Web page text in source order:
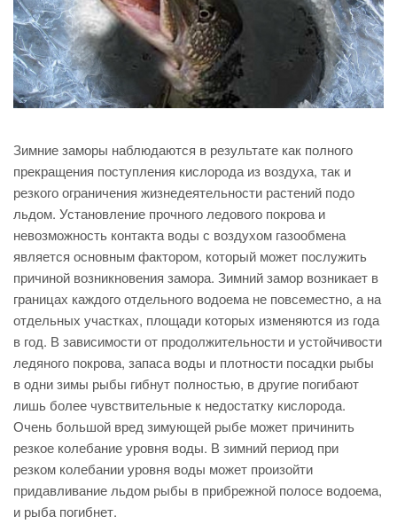
Зимние заморы наблюдаются в результате как полного
прекращения поступления кислорода из воздуха, так и
резкого ограничения жизнедеятельности растений подо
льдом. Установление прочного ледового покрова и
невозможность контакта воды с воздухом газообмена
является основным фактором, который может послужить
причиной возникновения замора. Зимний замор возникает в
границах каждого отдельного водоема не повсеместно, а на
отдельных участках, площади которых изменяются из года
в год. В зависимости от продолжительности и устойчивости
ледяного покрова, запаса воды и плотности посадки рыбы
в одни зимы рыбы гибнут полностью, в другие погибают
лишь более чувствительные к недостатку кислорода.
Очень большой вред зимующей рыбе может причинить
резкое колебание уровня воды. В зимний период при
резком колебании уровня воды может произойти
придавливание льдом рыбы в прибрежной полосе водоема,
и рыба погибнет.